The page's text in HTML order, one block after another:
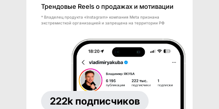
Трендовые Reels о продажах и мотивации
* Владелец продукта «Instagram» компания Meta признана
экстремисткой организацией и запрещена на территории РФ
222k подписчиков